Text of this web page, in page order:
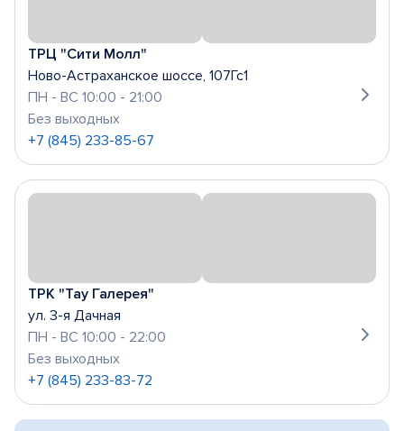
ТРЦ "Сити Молл"
Ново-Астраханское шоссе, 107Гс1
ПН - ВС 10:00 - 21:00
Без выходных
+7 (845) 233-85-67
ТРК "Тау Галерея"
ул. 3-я Дачная
ПН - ВС 10:00 - 22:00
Без выходных
+7 (845) 233-83-72